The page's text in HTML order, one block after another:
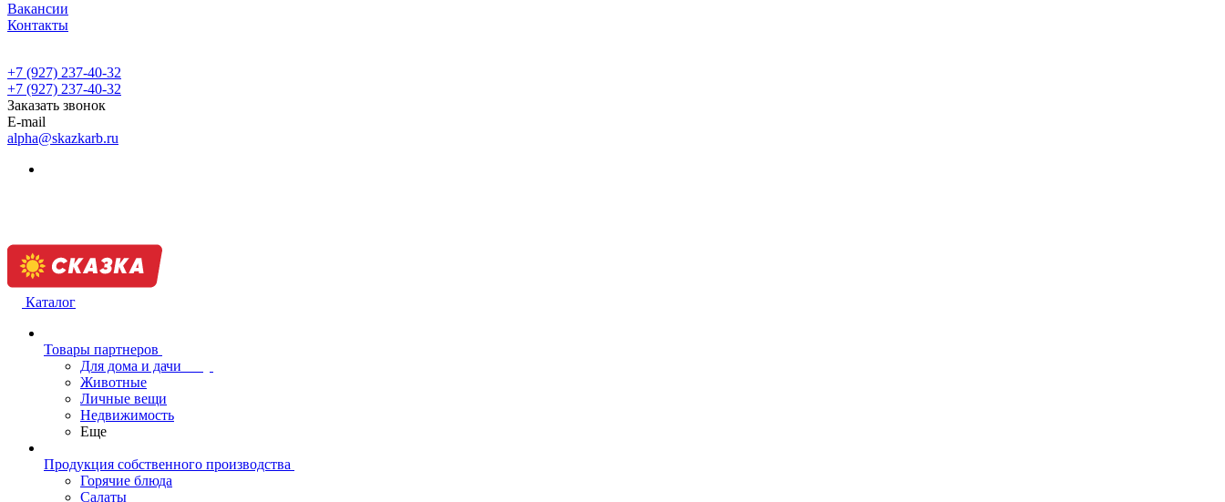
Вакансии
Контакты
+7 (927) 237-40-32
+7 (927) 237-40-32
Заказать звонок
E-mail
alpha@skazkarb.ru
Каталог
Товары партнеров
Для дома и дачи
Животные
Личные вещи
Недвижимость
Еще
Продукция собственного производства
Горячие блюда
Салаты